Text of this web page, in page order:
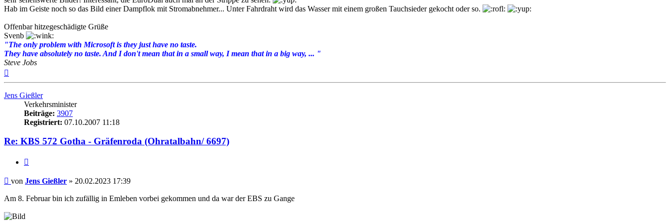
Hab im Geiste noch so das Bild einer Dampflok mit Stromabnehmer... Unter Fahrdraht wird das Wasser mit einem großen Tauchsieder gekocht oder so.
Offenbar hitzegeschädigte Grüße
Svenb
"The only problem with Microsoft is they just have no taste.
They have absolutely no taste. And I don't mean that in a small way, I mean that in a big way, ... "
Steve Jobs
Jens Gießler
Verkehrsminister
Beiträge: 3907
Registriert: 07.10.2007 11:18
Re: KBS 572 Gotha - Gräfenroda (Ohratalbahn/ 6697)
Beitrag
von Jens Gießler » 20.02.2023 17:39
Am 8. Februar bin ich zufällig in Emleben vorbei gekommen und da war der EBS zu Gange